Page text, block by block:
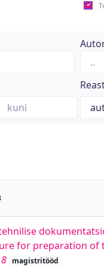
for preparation of
magistritööd